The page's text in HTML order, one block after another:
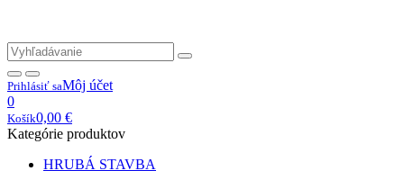
Prihlásiť saMôj účet
0
Košík0,00 €
Kategórie produktov
HRUBÁ STAVBA